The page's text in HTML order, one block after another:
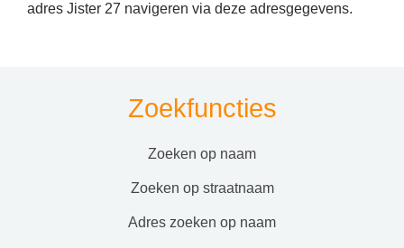
adres Jister 27 navigeren via deze adresgegevens.
Zoekfuncties
zoeken op naam
zoeken op straatnaam
adres zoeken op naam